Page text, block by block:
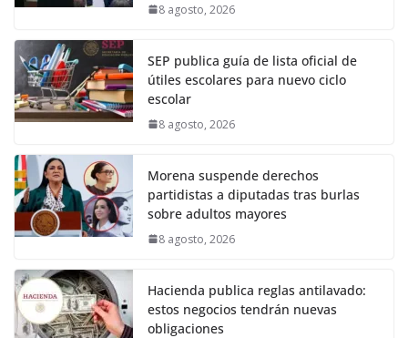
8 agosto, 2026
SEP publica guía de lista oficial de
útiles escolares para nuevo ciclo
escolar
8 agosto, 2026
Morena suspende derechos
partidistas a diputadas tras burlas
sobre adultos mayores
8 agosto, 2026
Hacienda publica reglas antilavado:
estos negocios tendrán nuevas
obligaciones